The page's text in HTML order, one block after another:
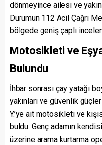
dönmeyince ailesi ve
Durumun 112 Acil Çağrı
bölgede geniş çaplı
Motosikleti ve
Bulundu
İhbar sonrası çay yatağı
yakınları ve güvenlik
Y.’ye ait motosikleti ve
buldu. Genç adamın
üzerine arama kurtarma